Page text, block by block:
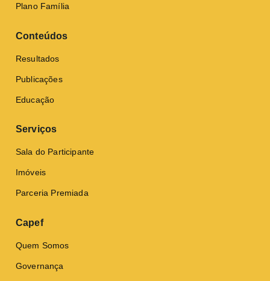
Plano Família
Conteúdos
Resultados
Publicações
Educação
Serviços
Sala do Participante
Imóveis
Parceria Premiada
Capef
Quem Somos
Governança